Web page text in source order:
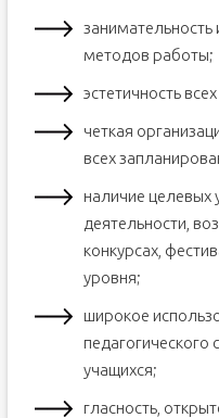
методов работы;
эстетичность
четкая
всех
наличие целевых
деятельности,
конкурсах,
уровня;
широкое
педагогического
учащихся;
гласность,